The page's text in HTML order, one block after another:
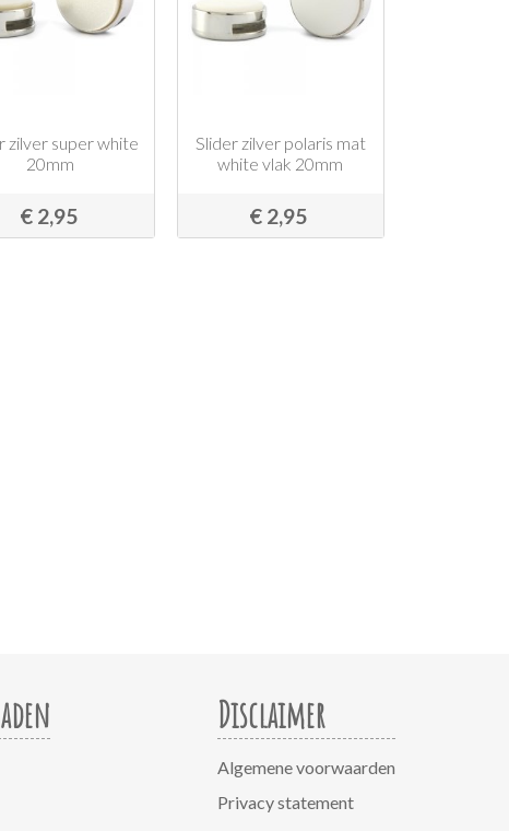
zilver super white
20mm
€ 2,95
Slider zilver polaris mat
white vlak 20mm
€ 2,95
Disclaimer
Algemene voorwaarden
Privacy statement